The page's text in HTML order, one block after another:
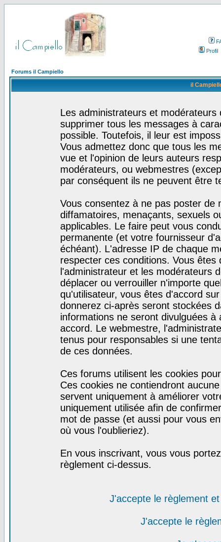
Profil
Forums il Campiello
il
Les administrateurs et
supprimer tous les messages à
possible. Toutefois, il leur est
Vous admettez donc que tous les
vue et l'opinion de leurs auteurs
modérateurs, ou webmestres
par conséquent ils ne peuvent être
Vous consentez à ne pas poster de
diffamatoires, menaçants, sexuels
applicables. Le faire peut vous
permanente (et votre fournisseur
échéant). L'adresse IP de chaque
respecter ces conditions. Vous
l'administrateur et les modérateurs
déplacer ou verrouiller n'importe
qu'utilisateur, vous êtes d'accord
donnerez ci-après seront stockées
informations ne seront divulguées
accord. Le webmestre,
tenus pour responsables si une
de ces données.
Ces forums utilisent les cookies
Ces cookies ne contiendront
servent uniquement à améliorer
uniquement utilisée afin de
mot de passe (et aussi pour vous
où vous l'oublieriez).
En vous inscrivant, vous vous
règlement ci-dessus.
J'accepte le règlement
J'accepte le